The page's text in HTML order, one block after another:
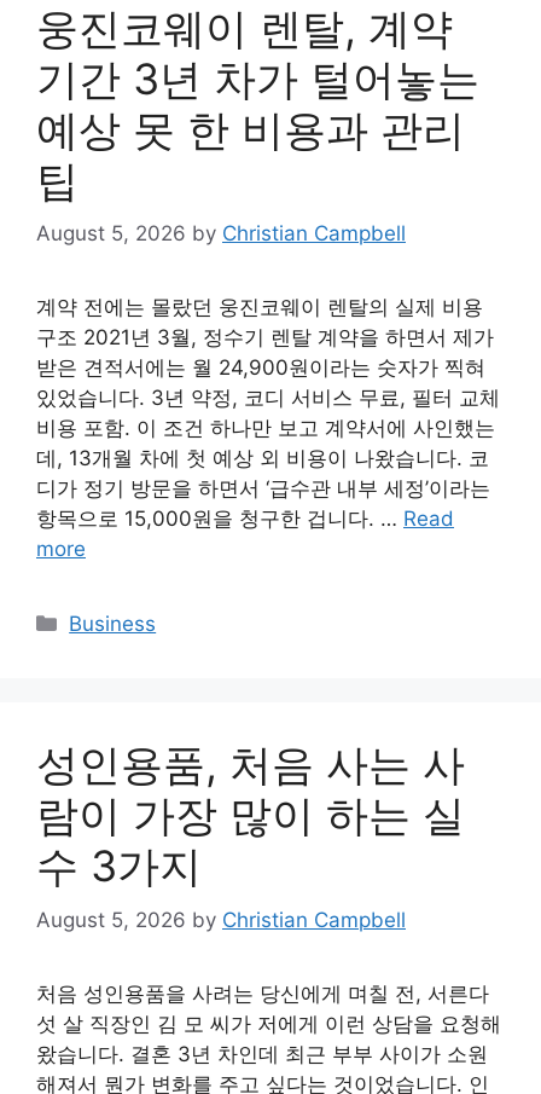
웅진코웨이 렌탈, 계약
기간 3년 차가 털어놓는
예상 못 한 비용과 관리
팁
August 5, 2026 by Christian Campbell
계약 전에는 몰랐던 웅진코웨이 렌탈의 실제 비용
구조 2021년 3월, 정수기 렌탈 계약을 하면서 제가
받은 견적서에는 월 24,900원이라는 숫자가 찍혀
있었습니다. 3년 약정, 코디 서비스 무료, 필터 교체
비용 포함. 이 조건 하나만 보고 계약서에 사인했는
데, 13개월 차에 첫 예상 외 비용이 나왔습니다. 코
디가 정기 방문을 하면서 ‘급수관 내부 세정’이라는
항목으로 15,000원을 청구한 겁니다. … Read
more
Categories
Business
성인용품, 처음 사는 사
람이 가장 많이 하는 실
수 3가지
August 5, 2026 by Christian Campbell
처음 성인용품을 사려는 당신에게 며칠 전, 서른다
섯 살 직장인 김 모 씨가 저에게 이런 상담을 요청해
왔습니다. 결혼 3년 차인데 최근 부부 사이가 소원
해져서 뭔가 변화를 주고 싶다는 것이었습니다. 인